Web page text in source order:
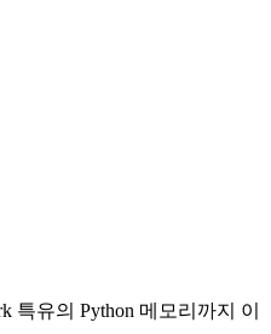
특유의 Python 메모리까지 이